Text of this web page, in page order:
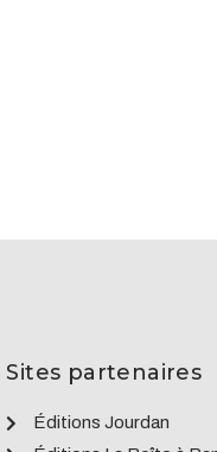
Sites partenaires
Éditions Jourdan